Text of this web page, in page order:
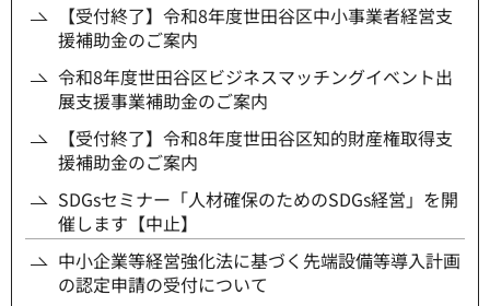
【受付終了】令和8年度世田谷区中小事業者経営支
援補助金のご案内
令和8年度世田谷区ビジネスマッチングイベント出
展支援事業補助金のご案内
【受付終了】令和8年度世田谷区知的財産権取得支
援補助金のご案内
SDGsセミナー「人材確保のためのSDGs経営」を開
催します【中止】
中小企業等経営強化法に基づく先端設備等導入計画
の認定申請の受付について